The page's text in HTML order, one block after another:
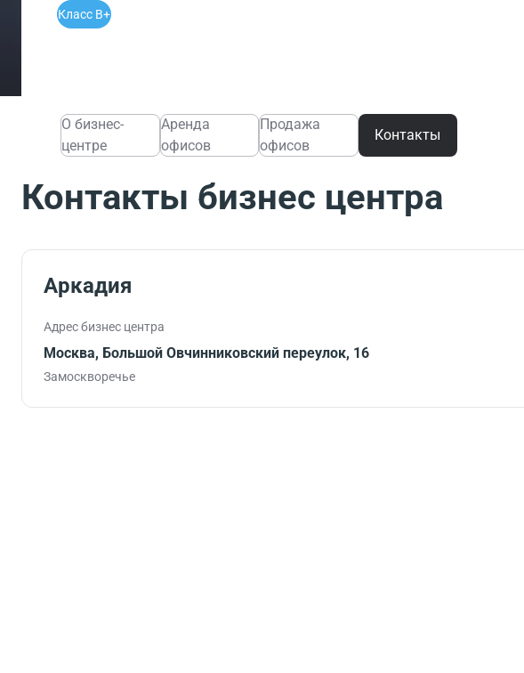
Класс B+
О бизнес-
центре
Аренда
офисов
Продажа
офисов
Контакты
Контакты бизнес центра
Аркадия
Адрес бизнес центра
Москва, Большой Овчинниковский переулок, 16
Замоскворечье